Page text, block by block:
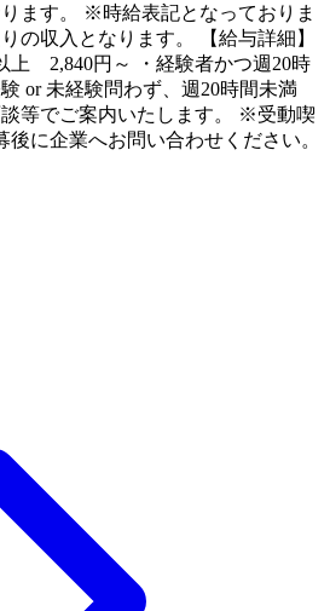
ます。 ※時給表記となっておりま
の収入となります。 【給与詳細】
上 2,840円～ ・経験者かつ週20時
or 未経験問わず、週20時間未満
等でご案内いたします。 ※受動喫
に企業へお問い合わせください。